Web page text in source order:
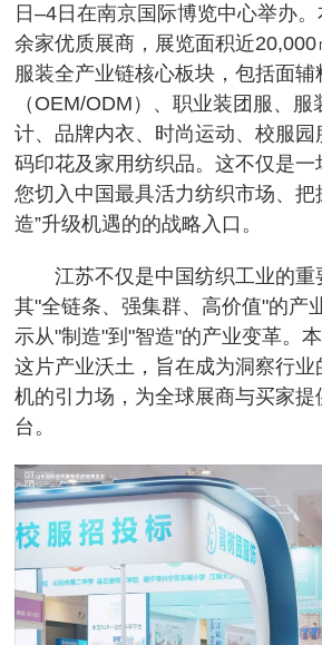
日–4日在南京国际博览中心举办
余家优质展商，展览面积近
服装全产业链核心板块，包括面
（OEM/ODM）、职业装团服、
计、品牌内衣、时尚运动、校服
码印花及家用纺织品。这不仅是
您切入中国最具活力纺织市场、把
造”升级机遇的的战略入口。
江苏不仅是中国纺织工业的
其"全链条、强集群、高价值"的产
示从"制造"到"智造"的产业变革。
这片产业沃土，旨在成为洞察行
机的引力场，为全球展商与买家
台。